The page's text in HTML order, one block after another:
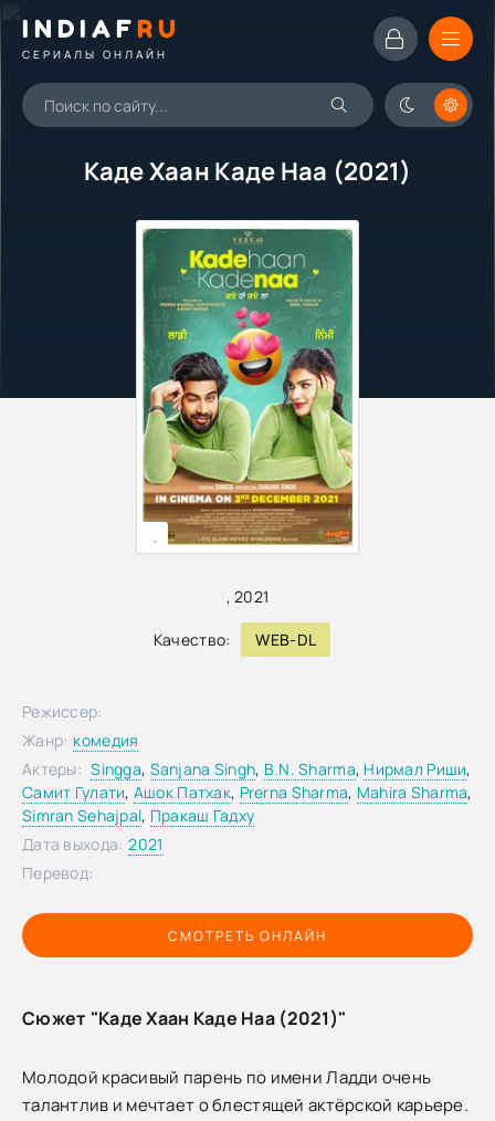
INDIAFRU
СЕРИАЛЫ ОНЛАЙН
Каде Хаан Каде Наа (2021)
,2021
Качество: WEB-DL
,
СМОТРЕТЬ ОНЛАЙН
Режиссер:
Жанр: комедия
Актеры: Singga, Sanjana Singh, B.N. Sharma, Нирмал Риши,
Самит Гулати, Ашок Патхак, Prerna Sharma, Mahira Sharma,
Simran Sehajpal, Пракаш Гадху
Дата выхода: 2021
Перевод:
Сюжет "Каде Хаан Каде Наа (2021)"
Молодой красивый парень по имени Ладди очень
талантлив и мечтает о блестящей актёрской карьере.